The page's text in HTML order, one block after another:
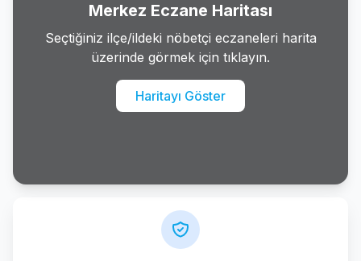
Merkez Eczane Haritası
Seçtiğiniz ilçe/ildeki nöbetçi eczaneleri harita
üzerinde görmek için tıklayın.
Haritayı Göster